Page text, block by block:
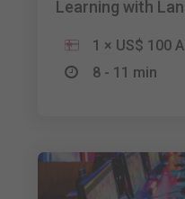
Learning with
1 × US$ 100
8 - 11 min